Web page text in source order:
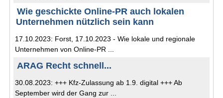
Wie geschickte Online-PR auch lokalen
Unternehmen nützlich sein kann
17.10.2023: Forst, 17.10.2023 - Wie lokale und regionale
Unternehmen von Online-PR ...
ARAG Recht schnell...
30.08.2023: +++ Kfz-Zulassung ab 1.9. digital +++ Ab
September wird der Gang zur ...